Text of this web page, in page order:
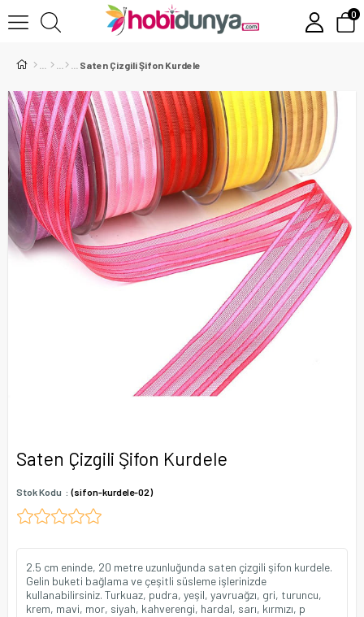
0
Saten Çizgili Şifon Kurdele
Saten Çizgili Şifon Kurdele
Stok Kodu (sifon-kurdele-02)
2.5 cm eninde, 20 metre uzunluğunda saten çizgili şifon kurdele.
Gelin buketi bağlama ve çeşitli süsleme işlerinizde
kullanabilirsiniz. Turkuaz, pudra, yeşil, yavruağzı, gri, turuncu,
krem, mavi, mor, siyah, kahverengi, hardal, sarı, kırmızı, p